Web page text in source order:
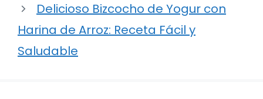
Delicioso Bizcocho de Yogur con
Harina de Arroz: Receta Fácil y
Saludable